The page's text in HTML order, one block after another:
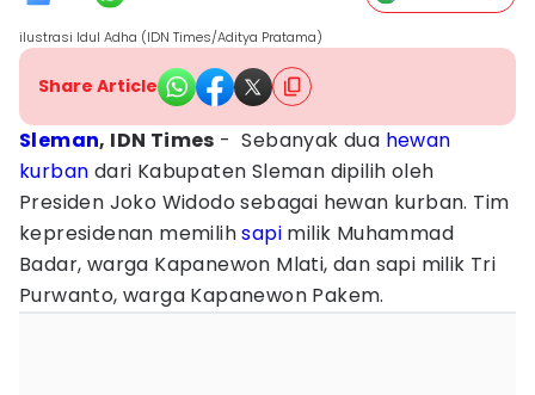
ilustrasi Idul Adha (IDN Times/Aditya Pratama)
Share Article
Sleman, IDN Times - Sebanyak dua hewan
kurban dari Kabupaten Sleman dipilih oleh
Presiden Joko Widodo sebagai hewan kurban. Tim
kepresidenan memilihsapi milik Muhammad
Badar, warga Kapanewon Mlati, dan sapi milik Tri
Purwanto, warga Kapanewon Pakem.